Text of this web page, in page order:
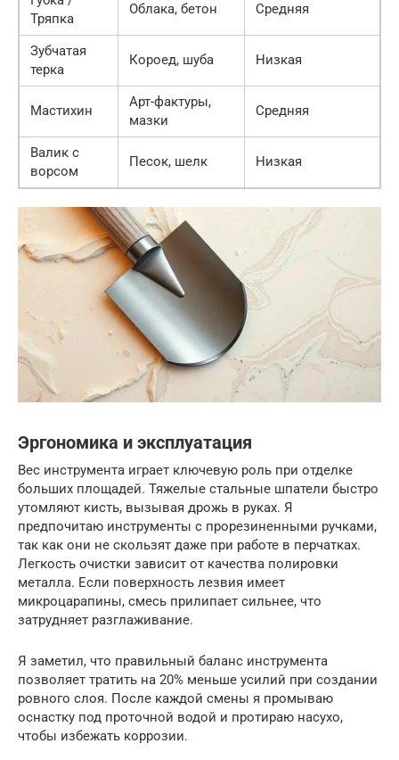
Тряпка
Облака, бетон Средняя
Зубчатая
терка
Короед, шуба Низкая
Мастихин
Арт-фактуры,
мазки
Средняя
Валик с
ворсом
Песок, шелк Низкая
Эргономика и эксплуатация
Вес инструмента играет ключевую роль при отделке
больших площадей. Тяжелые стальные шпатели быстро
утомляют кисть, вызывая дрожь в руках. Я
предпочитаю инструменты с прорезиненными ручками,
так как они не скользят даже при работе в перчатках.
Легкость очистки зависит от качества полировки
металла. Если поверхность лезвия имеет
микроцарапины, смесь прилипает сильнее, что
затрудняет разглаживание.
Я заметил, что правильный баланс инструмента
позволяет тратить на 20% меньше усилий при создании
ровного слоя. После каждой смены я промываю
оснастку под проточной водой и протираю насухо,
чтобы избежать коррозии.